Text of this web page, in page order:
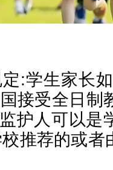
:学生家长
接受全日制
护人可以是
推荐的或者